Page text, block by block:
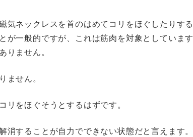
気ネックレスを首のはめてコリをほぐしたりする
が一般的ですが、これは筋肉を対象としています
ません。
せん。
をほぐそうとするはずです。
することが自力でできない状態だと言えます。